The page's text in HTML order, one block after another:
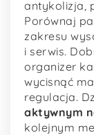
antykolizja,
Porównaj
zakresu
i serwis.
organizer
wycisnąć
regulacja.
aktywnym
kolejnym